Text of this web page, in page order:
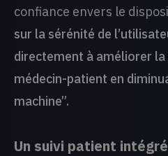
confiance envers le
sur la sérénité de
directement à améliorer
médecin-patient en
machine”.
Un suivi patient